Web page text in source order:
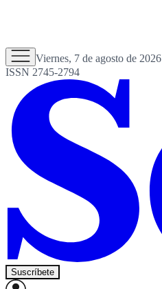
Viernes, 7 de agosto de 2026
ISSN 2745-2794
Suscríbete